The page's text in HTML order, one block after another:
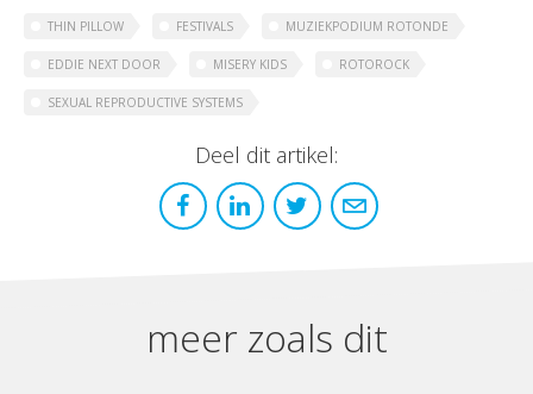
THIN PILLOW FESTIVALS MUZIEKPODIUM ROTONDE
EDDIE NEXT DOOR MISERY KIDS ROTOROCK
SEXUAL REPRODUCTIVE SYSTEMS
Deel dit artikel:
meer zoals dit